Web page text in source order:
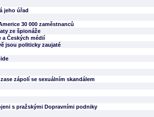
jeho úřad
30 000 zaměstnanců
ze špionáže
a Českých médií
jsou politicky zaujaté
zápolí se sexuálním skandálem
s pražskými Dopravními podniky